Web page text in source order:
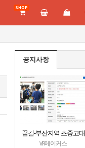
SHOP
공지사항
꿈길-부산지역 초중고대
상 VR진로직업체험 + VR
VR메이커스